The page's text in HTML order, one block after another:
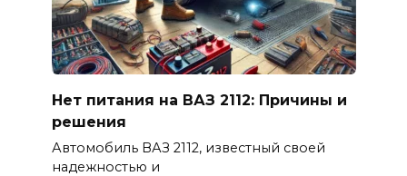
Нет питания на ВАЗ 2112: Причины и
решения
Автомобиль ВАЗ 2112, известный своей
надежностью и